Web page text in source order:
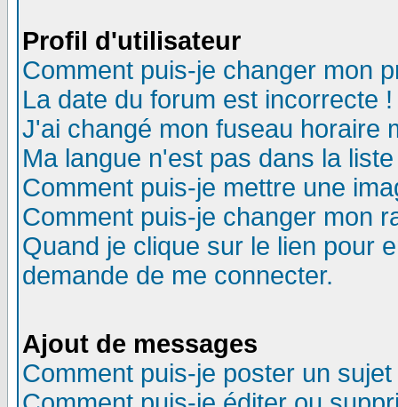
Profil d'utilisateur
Comment puis-je changer mon
La date du forum est incorrecte !
J'ai changé mon fuseau horaire
Ma langue n'est pas dans la
Comment puis-je mettre une
Comment puis-je changer mon
Quand je clique sur le lien pour
demande de me connecter.
Ajout de messages
Comment puis-je poster un